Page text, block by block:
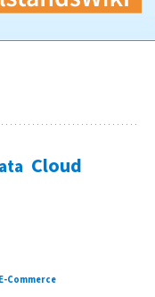
Cloud
E-Commerce